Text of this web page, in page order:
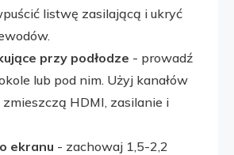
listwę zasilającą i ukryć
przy podłodze - prowadź
lub pod nim. Użyj kanałów
HDMI, zasilanie i
ekranu - zachowaj 1,5-2,2